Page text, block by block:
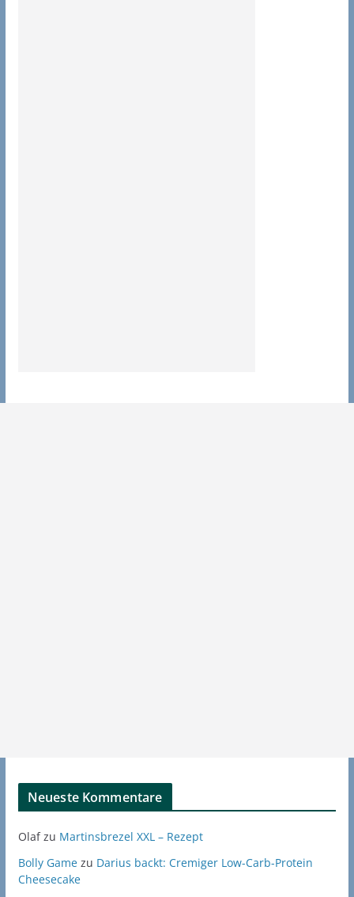
Neueste Kommentare
Olafzu Martinsbrezel XXL – Rezept
Bolly Gamezu Darius backt: Cremiger Low-Carb-Protein
Cheesecake